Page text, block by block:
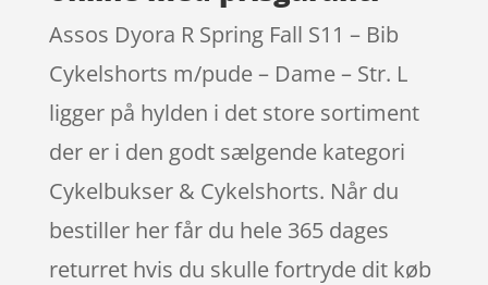
Assos Dyora R Spring Fall S11 – Bib
Cykelshorts m/pude – Dame – Str. L
ligger på hylden i det store sortiment
der er i den godt sælgende kategori
Cykelbukser & Cykelshorts. Når du
bestiller her får du hele 365 dages
returret hvis du skulle fortryde dit køb